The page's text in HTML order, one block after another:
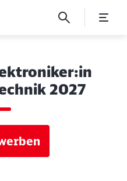
2027